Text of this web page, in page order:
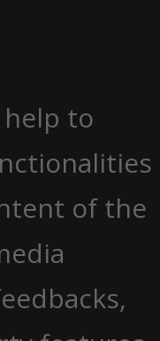
to
of the